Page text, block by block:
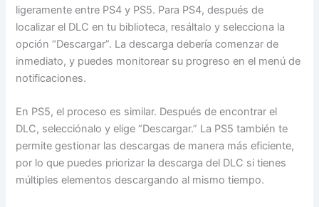
ligeramente entre PS4 y PS5. Para PS4, después de
localizar el DLC en tu biblioteca, resáltalo y selecciona la
opción “Descargar”. La descarga debería comenzar de
inmediato, y puedes monitorear su progreso en el menú de
notificaciones.
En PS5, el proceso es similar. Después de encontrar el
DLC, selecciónalo y elige “Descargar.” La PS5 también te
permite gestionar las descargas de manera más eficiente,
por lo que puedes priorizar la descarga del DLC si tienes
múltiples elementos descargando al mismo tiempo.